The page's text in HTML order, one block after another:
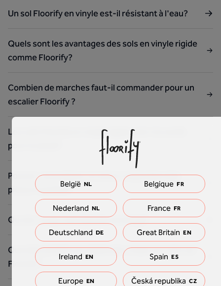
Un sol Floorify en vinyle est-il résistant à l'eau?
Quels sont les avantages des sols en vinyle rigide
comme Floorify?
Combien de marches faut-il commander pour un
escalier Floorify ?
Les sols Floorify en vinyle rigide sont-ils nocifs
pour la santé?
Pouvez-vous placer un sol en vinyle dans des
pièces humides?
Qu'est-ce qu'une toile de carrelage?
Que dois-je faire si j'utilise des roues sur mon sol
Floorify ?
België NL Belgique FR
Nederland NL France FR
Deutschland DE Great Britain EN
Ireland EN Spain ES
Europe EN Česká republika CZ